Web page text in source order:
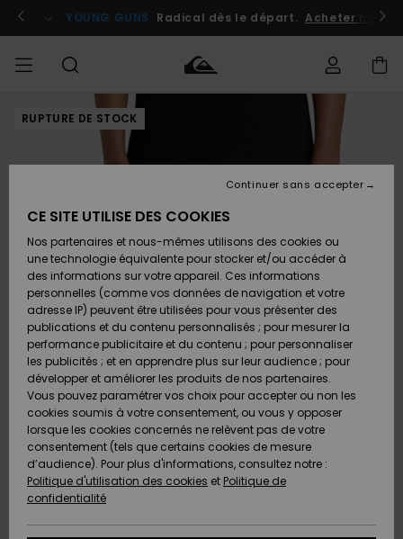
l'information
le
Se connecter / s'inscrire
YOUNG GUNS Radical dès le départ. Acheter
HOMME Vêtements
Chaussures
& Tongs
Surf
Snow
Nouveautés
A
Vêtements
Chaussures
& Tongs
Surf
Snow
Nouveautés
A
FEMME
Shop
A
Découvrir
Snow
SURF
Surf
Shop
Surf
Shop
Enfant
Highlights
Communauté
SNOW
Snow
Shop
Snow
Shop
Enfant
Snow
Shop
Femme
A
Découvrir
Communauté
OUTLET
Outlet
Homme
Enfant
Outlet
Femme
AIDE &
CONTACT
Accéder à
ma
Retours
Paiement
Carte
Cadeau
Quiksilver
Freedom
Protection
des
MAGASINS
RUPTURE DE STOCK
CE SITE UTILISE DES COOKIES
Nos partenaires et nous-mêmes utilisons des cookies ou
une technologie équivalente pour stocker et/ou accéder à
des informations sur votre appareil. Ces informations
personnelles (comme vos données de navigation et votre
adresse IP) peuvent être utilisées pour vous présenter des
publications et du contenu personnalisés ; pour mesurer la
performance publicitaire et du contenu ; pour personnaliser
les publicités ; et en apprendre plus sur leur audience ; pour
développer et améliorer les produits de nos partenaires.
Vous pouvez paramétrer vos choix pour accepter ou non les
cookies soumis à votre consentement, ou vous y opposer
lorsque les cookies concernés ne relèvent pas de votre
consentement (tels que certains cookies de mesure
d’audience). Pour plus d'informations, consultez notre :
Politique d'utilisation des cookies et Politique de
confidentialité
Continuer sans accepter